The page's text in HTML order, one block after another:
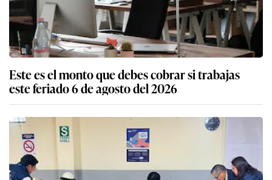
Este es el monto que debes cobrar si trabajas
este feriado 6 de agosto del 2026